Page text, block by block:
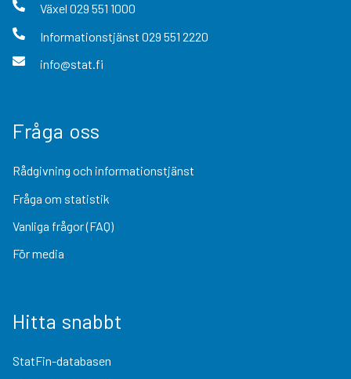
Växel 029 551 1000
Informationstjänst 029 551 2220
info@stat.fi
Fråga oss
Rådgivning och informationstjänst
Fråga om statistik
Vanliga frågor (FAQ)
För media
Hitta snabbt
StatFin-databasen